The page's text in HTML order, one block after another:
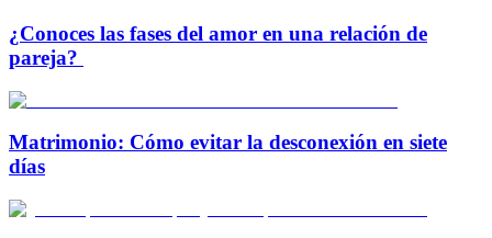
¿Conoces las fases del amor en una relación de
pareja?
Matrimonio: Cómo evitar la desconexión en siete
días